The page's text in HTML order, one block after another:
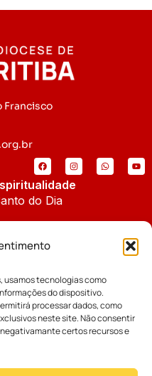
usamos tecnologias como
do dispositivo.
processar dados, como
neste site. Não consentir
certos recursos e
Francisco
do Dia
Diocesana
Diocesano